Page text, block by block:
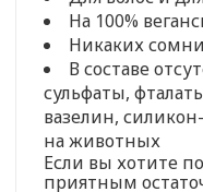
На 100%
Никаких
В составе
сульфаты,
вазелин,
на животных
Если вы хотите
приятным